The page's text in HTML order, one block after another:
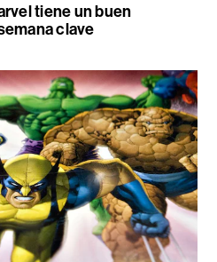
tiene un buen
clave